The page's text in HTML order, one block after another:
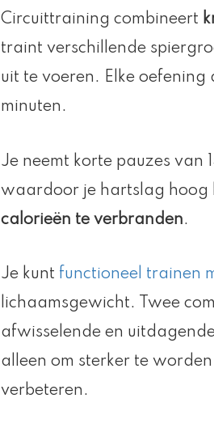
Circuittraining combineert
traint verschillende
uit te voeren. Elke oefening
minuten.
Je neemt korte pauzes van
waardoor je hartslag hoog
calorieën te verbranden.
Je kunt functioneel trainen
lichaamsgewicht. Twee
afwisselende en
alleen om sterker te
verbeteren.